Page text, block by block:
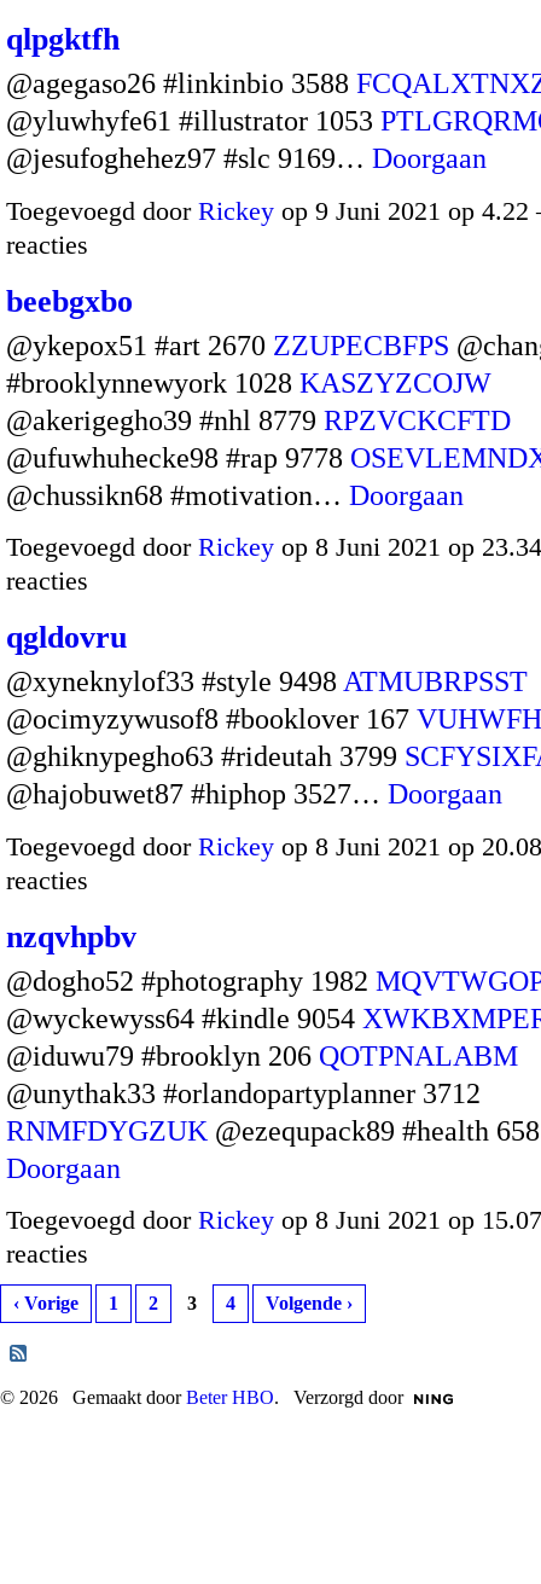
qlpgktfh
@agegaso26 #linkinbio 3588
@yluwhyfe61 #illustrator 1053
@jesufoghehez97 #slc 9169… Doorgaan
Toegevoegd door Rickey op 9 Juni 2021 op
reacties
beebgxbo
@ykepox51 #art 2670 ZZUPECBFPS
#brooklynnewyork 1028 KASZYZCOJW
@akerigegho39 #nhl 8779 RPZVCKCFTD
@ufuwhuhecke98 #rap 9778
@chussikn68 #motivation… Doorgaan
Toegevoegd door Rickey op 8 Juni 2021 op
reacties
qgldovru
@xyneknylof33 #style 9498 ATMUBRPSST
@ocimyzywusof8 #booklover 167
@ghiknypegho63 #rideutah 3799
@hajobuwet87 #hiphop 3527… Doorgaan
Toegevoegd door Rickey op 8 Juni 2021 op
reacties
nzqvhpbv
@dogho52 #photography 1982
@wyckewyss64 #kindle 9054
@iduwu79 #brooklyn 206 QOTPNALABM
@unythak33 #orlandopartyplanner 3712
RNMFDYGZUK @ezequpack89 #health
Doorgaan
Toegevoegd door Rickey op 8 Juni 2021 op
reacties
‹ Vorige 1 2 3 4 Volgende ›
© 2026 Gemaakt doorBeter HBO. Verzorgd door